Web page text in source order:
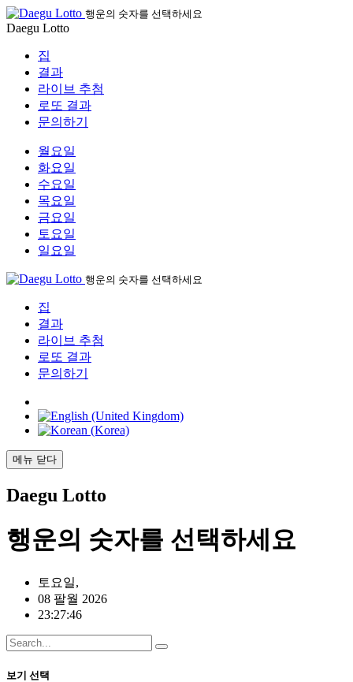
행운의 숫자를 선택하세요
Daegu Lotto
집
결과
라이브 추첨
로또 결과
문의하기
월요일
화요일
수요일
목요일
금요일
토요일
일요일
행운의 숫자를 선택하세요
집
결과
라이브 추첨
로또 결과
문의하기
메뉴 닫다
Daegu Lotto
행운의 숫자를 선택하세요
토요일,
08 팔월 2026
23:27:46
보기 선택